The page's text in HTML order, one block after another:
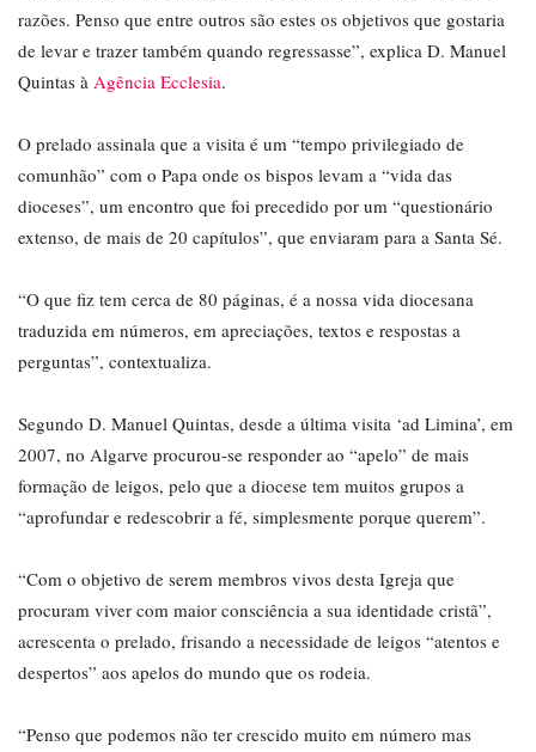
razões. Penso que entre outros são estes os objetivos que gostaria
de levar e trazer também quando regressasse”, explica D. Manuel
Quintas à Agência Ecclesia.
O prelado assinala que a visita é um “tempo privilegiado de
comunhão” com o Papa onde os bispos levam a “vida das
dioceses”, um encontro que foi precedido por um “questionário
extenso, de mais de 20 capítulos”, que enviaram para a Santa Sé.
“O que fiz tem cerca de 80 páginas, é a nossa vida diocesana
traduzida em números, em apreciações, textos e respostas a
perguntas”, contextualiza.
Segundo D. Manuel Quintas, desde a última visita ‘ad Limina’, em
2007, no Algarve procurou-se responder ao “apelo” de mais
formação de leigos, pelo que a diocese tem muitos grupos a
“aprofundar e redescobrir a fé, simplesmente porque querem”.
“Com o objetivo de serem membros vivos desta Igreja que
procuram viver com maior consciência a sua identidade cristã”,
acrescenta o prelado, frisando a necessidade de leigos “atentos e
despertos” aos apelos do mundo que os rodeia.
“Penso que podemos não ter crescido muito em número mas